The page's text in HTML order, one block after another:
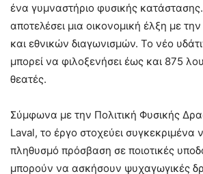
ένα γυμναστήριο φυσικής
αποτελέσει μια οικονομική έλξη με
και εθνικών διαγωνισμών. Το νέο
μπορεί να φιλοξενήσει έως και 875
θεατές.
Σύμφωνα με την Πολιτική Φυσικής
Laval, το έργο στοχεύει συγκεκριμένα
πληθυσμό πρόσβαση σε ποιοτικές
μπορούν να ασκήσουν ψυχαγωγικές